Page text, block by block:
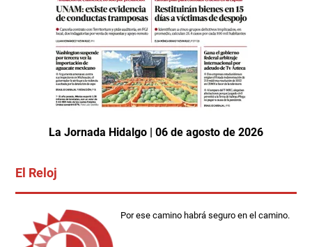
La Jornada Hidalgo | 06 de agosto de 2026
El Reloj
Por ese camino habrá seguro en el camino.